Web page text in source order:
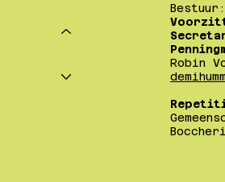
Bestuur:
Robin